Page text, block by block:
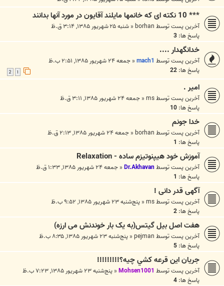
*** 10 نکته ای که خانمها مايلند آقايون در مورد آنها بدانند
آخرین پست توسطborhan
« شنبه ۲۵ شهریور ۱۳۸۵, ۳:۱۴ ق.ظ
پاسخ ها: 3
خدانگهدار ....
آخرین پست توسطmach1
« جمعه ۲۴ شهریور ۱۳۸۵, ۲:۵۱ ب.ظ
پاسخ ها: 22
امیر .
آخرین پست توسطms
« جمعه ۲۴ شهریور ۱۳۸۵, ۳:۱۱ ق.ظ
پاسخ ها: 10
خدا جونم
آخرین پست توسطborhan
« جمعه ۲۴ شهریور ۱۳۸۵, ۲:۱۳ ق.ظ
پاسخ ها: 1
آموزش خود هيپنوتيزم ساده - Relaxation
آخرین پست توسطDr.Akhavan
« جمعه ۲۴ شهریور ۱۳۸۵, ۱:۳۳ ق.ظ
پاسخ ها: 1
آگهی قدر دانی !
آخرین پست توسطms
« پنج‌شنبه ۲۳ شهریور ۱۳۸۵, ۹:۵۲ ب.ظ
پاسخ ها: 2
هفت اصل بيل گيتس(به یک بار خوندنش می ارزه)
آخرین پست توسطpejman
« پنج‌شنبه ۲۳ شهریور ۱۳۸۵, ۸:۳۵ ب.ظ
پاسخ ها: 5
جريان اين قرعه كشي چيه؟!!!!!!!!!
آخرین پست توسطMohsen1001
« پنج‌شنبه ۲۳ شهریور ۱۳۸۵, ۷:۲۳ ب.ظ
پاسخ ها: 4